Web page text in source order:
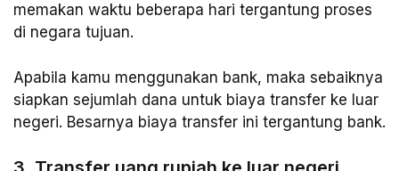
memakan waktu beberapa hari tergantung proses
di negara tujuan.
Apabila kamu menggunakan bank, maka sebaiknya
siapkan sejumlah dana untuk biaya transfer ke luar
negeri. Besarnya biaya transfer ini tergantung bank.